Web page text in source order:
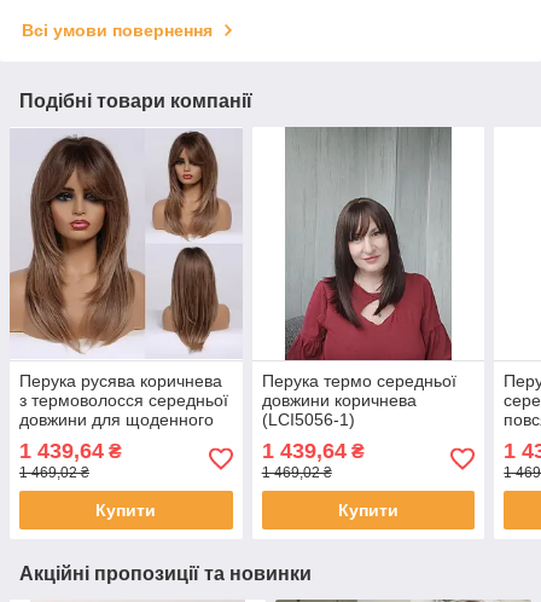
Всі умови повернення
Подібні товари компанії
Перука русява коричнева
з термоволосся середньої
довжини для щоденного
1 439,64 ₴
1 469,02 ₴
Купити
Перука термо середньої
довжини коричнева
(LCI5056-1)
1 439,64₴
1 469,02 ₴
Купити
1
1
Акційні пропозиції та новинки